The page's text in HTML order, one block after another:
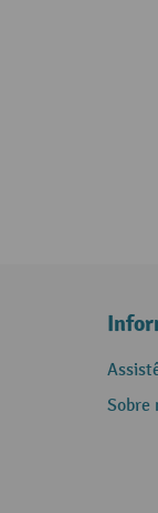
Sobre